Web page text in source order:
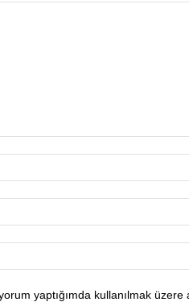
yaptığımda kullanılmak